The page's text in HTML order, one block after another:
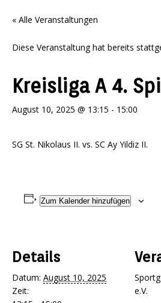
« Alle Veranstaltungen
Diese Veranstaltung hat bereits
Kreisliga A 4.
August 10, 2025 @ 13:15 - 15:00
SG St. Nikolaus II. vs. SC Ay Yildiz II.
Zum Kalender hinzufügen
Details
Datum: August 10, 2025
Zeit:
e.V.